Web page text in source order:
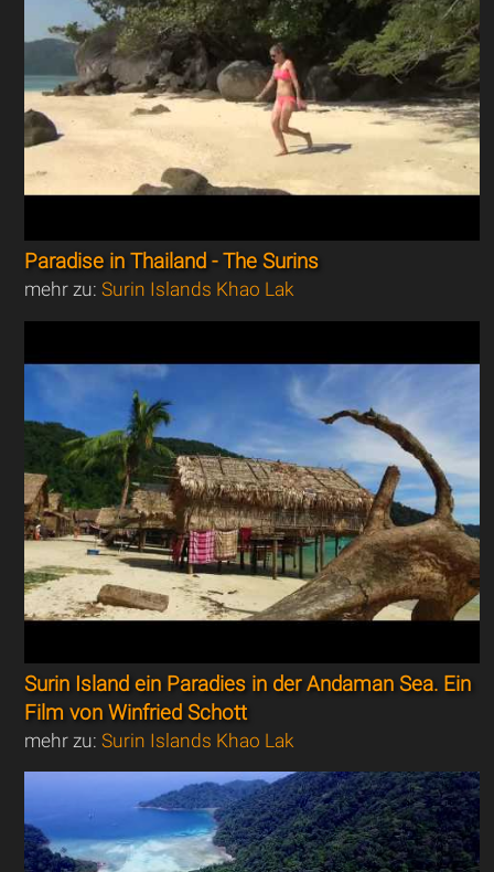
Paradise in Thailand - The Surins
mehr zu:Surin Islands Khao Lak
Surin Island ein Paradies in der Andaman Sea. Ein
Film von Winfried Schott
mehr zu:Surin Islands Khao Lak